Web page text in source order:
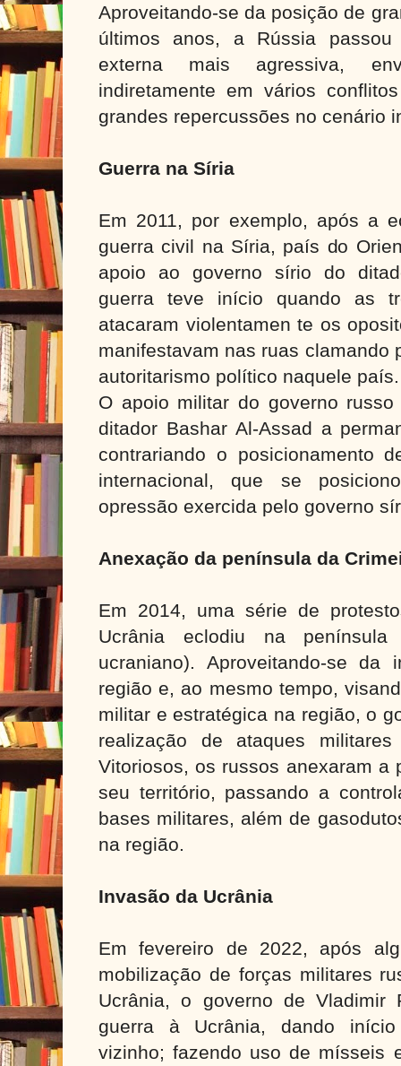
Aproveitando-se da posição de
últimos anos, a Rússia
externa mais agressiva,
indiretamente em vários
grandes repercussões no cenário
Guerra na Síria
Em 2011, por exemplo, após a
guerra civil na Síria, país do
apoio ao governo sírio do
guerra teve início quando as
atacaram violentamen te os
manifestavam nas ruas clamando
autoritarismo político naquele país.
O apoio militar do governo
ditador Bashar Al-Assad a
contrariando o posicionamento
internacional, que se
opressão exercida pelo governo
Anexação da península da
Em 2014, uma série de
Ucrânia eclodiu na
ucraniano). Aproveitando-se da
região e, ao mesmo tempo,
militar e estratégica na região, o
realização de ataques
Vitoriosos, os russos anexaram a
seu território, passando a
bases militares, além de
na região.
Invasão da Ucrânia
Em fevereiro de 2022, após
mobilização de forças militares
Ucrânia, o governo de Vladimir
guerra à Ucrânia, dando
vizinho;fazendo uso de mísseis